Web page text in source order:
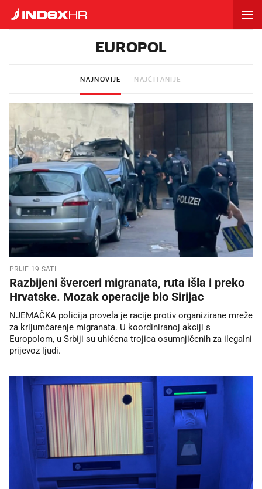
EUROPOL
NAJNOVIJE NAJČITANIJE
PRIJE 19 SATI
Razbijeni šverceri migranata, ruta išla i preko
Hrvatske. Mozak operacije bio Sirijac
NJEMAČKA policija provela je racije protiv organizirane mreže
za krijumčarenje migranata. U koordiniranoj akciji s
Europolom, u Srbiji su uhićena trojica osumnjičenih za ilegalni
prijevoz ljudi.